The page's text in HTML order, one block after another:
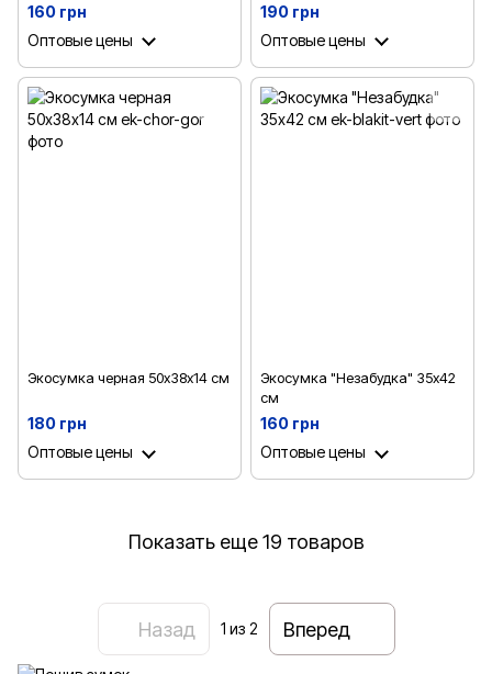
160 грн
Оптовые цены
190 грн
Оптовые цены
Экосумка черная 50х38х14 см
180 грн
Оптовые цены
Экосумка "Незабудка" 35х42
см
160 грн
Оптовые цены
Показать еще 19 товаров
Назад 1 из 2 Вперед